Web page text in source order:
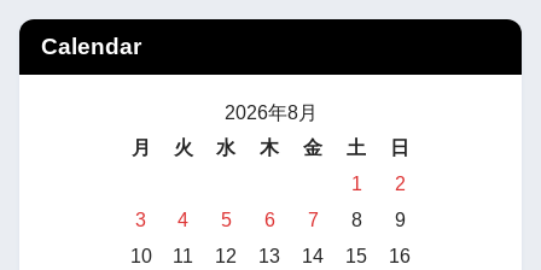
Calendar
2026年8月
月
火 水 木 金 土
日
1
2
3
4 5 6 7 8
9
10
11 12 13 14 15
16